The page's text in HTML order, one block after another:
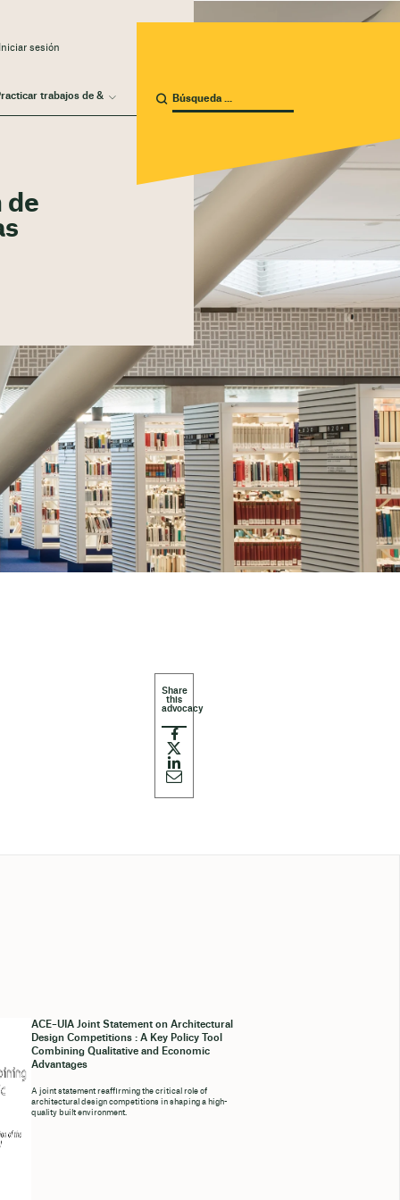
trabajos de &
sesión
de
ACE–UIA Joint Statement on Architectural
Design Competitions : A Key Policy Tool
Combining Qualitative and Economic
Advantages
A joint statement reaffirming the critical role of
architectural design competitions in shaping a high-
quality built environment.